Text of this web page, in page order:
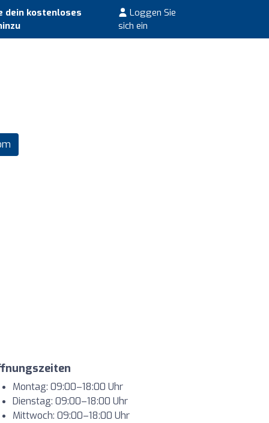
dein kostenloses
Loggen Sie
sich ein
Montag: 09:00–18:00 Uhr
Dienstag: 09:00–18:00 Uhr
Mittwoch: 09:00–18:00 Uhr